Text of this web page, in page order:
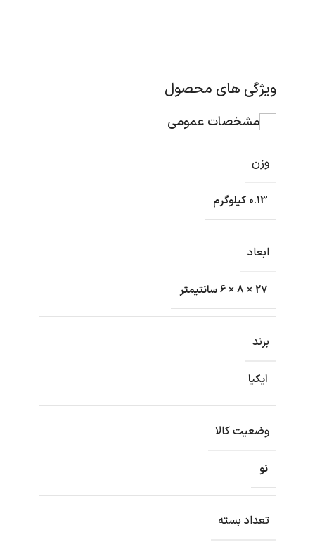
ویژگی های محصول
مشخصات عمومی
وزن
0.13 کیلوگرم
ابعاد
27 × 8 × 6 سانتیمتر
برند
ایکیا
وضعیت کالا
نو
تعداد بسته